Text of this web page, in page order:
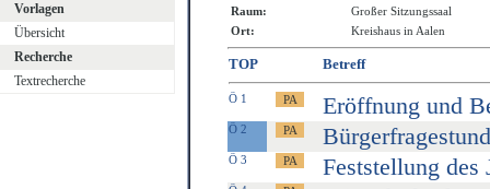
Vorlagen
Übersicht
Recherche
Textrecherche
Raum:
Großer Sitzungssaal
Ort:
Kreishaus in Aalen
TOP Betreff
Ö 1 Eröffnung und
Ö 2
Ö 3 Feststellung des